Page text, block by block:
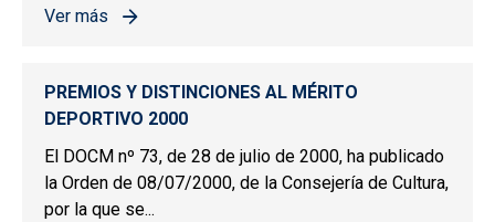
Ver más
sobre PREMIOS Y DISTINCIONES AL MÉRITO
PREMIOS Y DISTINCIONES AL MÉRITO
DEPORTIVO 2000
El DOCM nº 73, de 28 de julio de 2000, ha publicado
la Orden de 08/07/2000, de la Consejería de Cultura,
por la que se...